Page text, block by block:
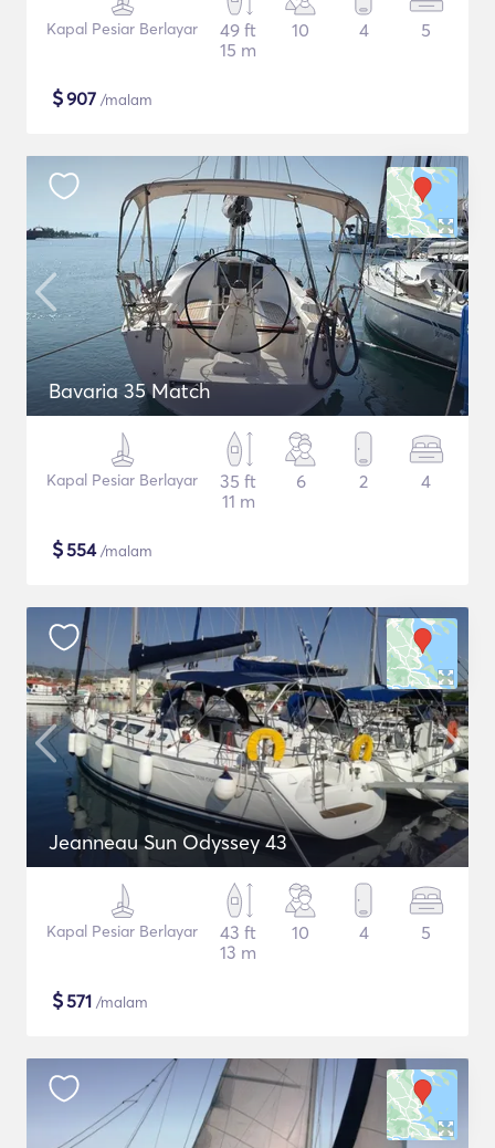
Kapal Pesiar Berlayar
49 ft
15 m
10 4 5
$907 /malam
Bavaria 35 Match
Kapal Pesiar Berlayar
35 ft
11 m
6 2 4
$554/malam
Jeanneau Sun Odyssey 43
Kapal Pesiar Berlayar
43 ft
13 m
10 4 5
$571 /malam